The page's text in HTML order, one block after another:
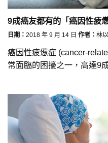
9成癌友都有的「癌因性疲
日期： 2018 年 9 月 14 日 作者： 林
癌因性疲憊症 (cancer-
常面臨的困擾之一，高達9